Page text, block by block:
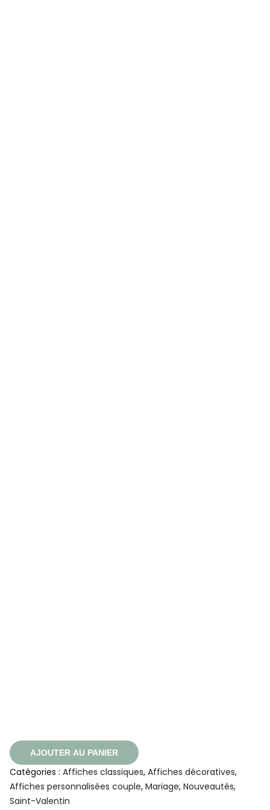
AJOUTER AU PANIER
Catégories : Affiches classiques, Affiches décoratives,
Affiches personnalisées couple, Mariage, Nouveautés,
Saint-Valentin